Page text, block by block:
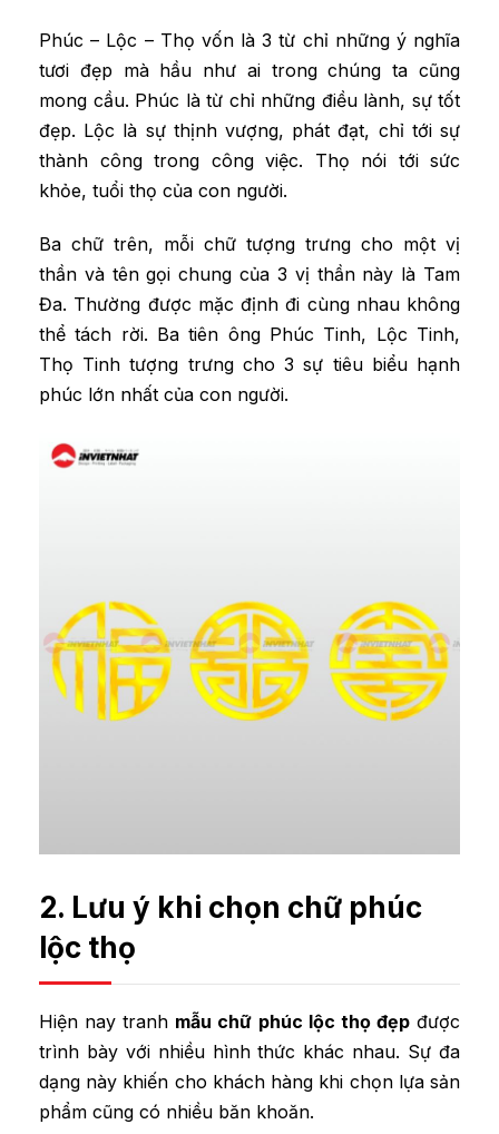
Phúc – Lộc – Thọ vốn là 3 từ chỉ những ý nghĩa
tươi đẹp mà hầu như ai trong chúng ta cũng
mong cầu. Phúc là từ chỉ những điều lành, sự tốt
đẹp. Lộc là sự thịnh vượng, phát đạt, chỉ tới sự
thành công trong công việc. Thọ nói tới sức
khỏe, tuổi thọ của con người.
Ba chữ trên, mỗi chữ tượng trưng cho một vị
thần và tên gọi chung của 3 vị thần này là Tam
Đa. Thường được mặc định đi cùng nhau không
thể tách rời. Ba tiên ông Phúc Tinh, Lộc Tinh,
Thọ Tinh tượng trưng cho 3 sự tiêu biểu hạnh
phúc lớn nhất của con người.
2. Lưu ý khi chọn chữ phúc
lộc thọ
Hiện nay tranh mẫu chữ phúc lộc thọ đẹpđược
trình bày với nhiều hình thức khác nhau. Sự đa
dạng này khiến cho khách hàng khi chọn lựa sản
phẩm cũng có nhiều băn khoăn.